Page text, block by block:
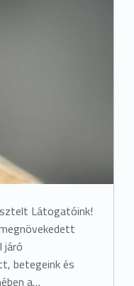
Látogatóink!
járó
betegeink és
a…